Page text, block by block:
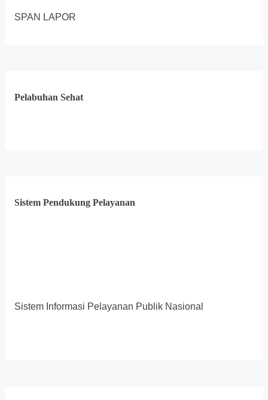
SPAN LAPOR
Pelabuhan Sehat
Sistem Pendukung Pelayanan
Sistem Informasi Pelayanan Publik Nasional